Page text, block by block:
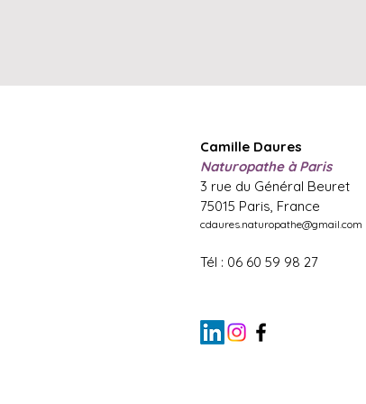
Camille Daures
Naturopathe à Paris
3 rue du Général Beuret
75015 Paris, France
cdaures.naturopathe@gmail.com
Tél : 06 60 59 98 27